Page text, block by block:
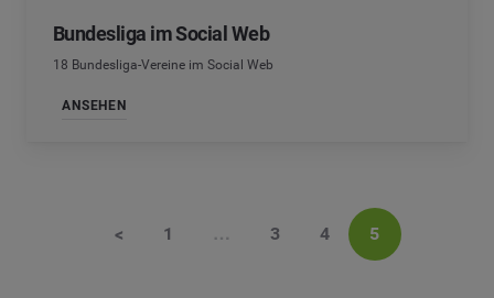
Bundesliga im Social Web
18 Bundesliga-Vereine im Social Web
ANSEHEN
< 1 … 3 4 5